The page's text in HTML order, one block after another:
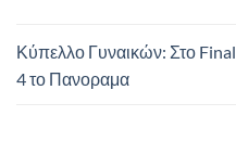
Κύπελλο Γυναικών: Στο Final
4 το Πανοραμα